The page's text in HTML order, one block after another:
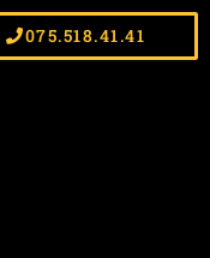
075.518.41.41